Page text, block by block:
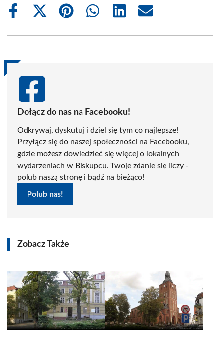
Share
Share
(Twitter)
Share
Share
Share
Share
Dołącz do nas na Facebooku!
Odkrywaj, dyskutuj i dziel się tym co najlepsze!
Przyłącz się do naszej społeczności na Facebooku,
gdzie możesz dowiedzieć się więcej o lokalnych
wydarzeniach w Biskupcu. Twoje zdanie się liczy -
polub naszą stronę i bądź na bieżąco!
Polub nas!
Zobacz Także